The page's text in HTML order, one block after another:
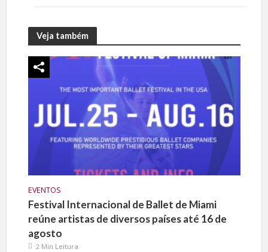
Veja também
EVENTOS
Festival Internacional de Ballet de Miami
reúne artistas de diversos países até 16 de
agosto
2 Min Leitura